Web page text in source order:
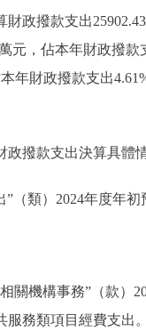
財政撥款支出
元，佔本年財政撥
年財政撥款支出
政撥款支出決算具體
（類）2024年度年
關機構事務”（款）
服務類項目經費支出